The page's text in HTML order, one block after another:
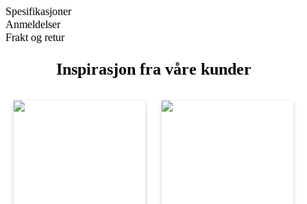
Spesifikasjoner
Anmeldelser
Frakt og retur
Inspirasjon fra våre kunder